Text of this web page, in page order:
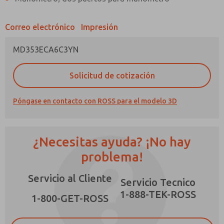
Correo electrónico Impresión
MD353ECA6C3YN
Solicitud de cotización
Póngase en contacto con ROSS para el modelo 3D
¿Necesitas ayuda? ¡No hay
problema!
Servicio al Cliente
1-800-GET-ROSS
Servicio Tecnico
1-888-TEK-ROSS
¿Método de Contacto Preferido?
Correo Electrónico
Teléfono
Envíenme actualizaciones periódicas sobre
*Sí, he leído la política de privacidad y acepto
que los datos que proporcione se recopilarán
y almacenarán electrónicamente. Mis datos se
destinados a procesar y responder a mi
solicitud. Al enviar el formulario de contacto,
acepto el procesamiento.
×